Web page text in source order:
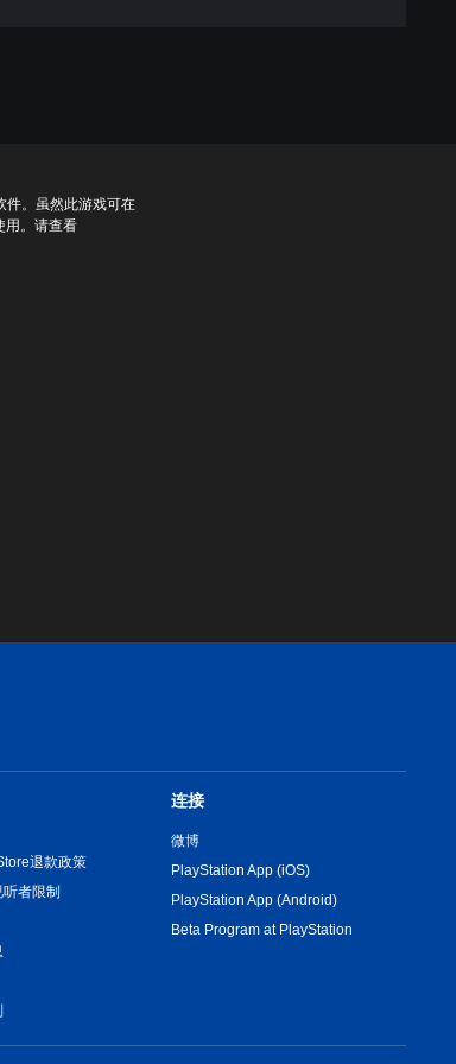
件。虽然此游戏可在
用。请查看
退款政策
者限制
连接
微博
PlayStation App (iOS)
PlayStation App (Android)
Beta Program at PlayStation